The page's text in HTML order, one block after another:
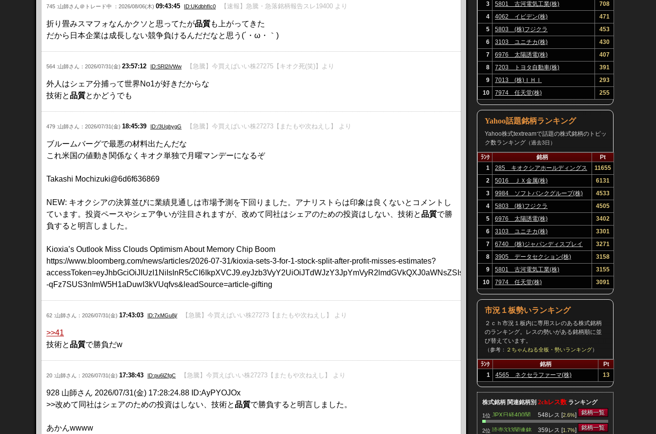
745 :山師さん＠トレード中 ：2026/08/06(木) 09:43:45 ID:UKdbhfIc0 【速報】急騰・急落銘柄報告スレ19400 より
折り畳みスマフォなんかクソと思ってたが品質も上がってきた
だから日本企業は成長しない競争負けるんだだなと思う(´・ω・｀)
564 :山師さん：2026/07/31(金) 23:57:12 ID:SRl2iVWw 【急騰】今買えばいい株27275【キオク死(笑)】より
外人はシェア分捕って世界No1が好きだからな
技術と品質とかどうでも
479 :山師さん：2026/07/31(金) 18:45:39 ID:/3UqbygG 【急騰】今買えばいい株27273【またもや次ねえし】 より
ブルームバーグで最悪の材料出たんだな
これ米国の値動き関係なくキオク単独で月曜マンデーになるぞ
Takashi Mochizuki@6d6f636869
NEW: キオクシアの決算並びに業績見通しは市場予測を下回りました。アナリストらは印象は良くないとコメントし
ています。投資ペースやシェア争いが注目されますが、改めて同社はシェアのための投資はしない、技術と品質で勝
負すると明言しました。
Kioxia’s Outlook Miss Clouds Optimism About Memory Chip Boom
https://www.bloomberg.com/news/articles/2026-07-31/kioxia-sets-3-for-1-stock-split-after-profit-misses-estimates?
-qFz7SUS3nImW5H1aDuwI3kVUqfvs&leadSource=article-gifting
62 :山師さん：2026/07/31(金) 17:43:03 ID:7xMGu8j/ 【急騰】今買えばいい株27273【またもや次ねえし】 より
>>41
技術と品質で勝負だw
20 :山師さん：2026/07/31(金) 17:38:43 ID:pu6lZfgC 【急騰】今買えばいい株27273【またもや次ねえし】 より
928 山師さん 2026/07/31(金) 17:28:24.88 ID:AyPYOJOx
>>改めて同社はシェアのための投資はしない、技術と品質で勝負すると明言しました。
あかんwwww
3
5801 古河電気工業(株)
708
4
4062 イビデン(株)
471
5
5803 (株)フジクラ
453
6
3103 ユニチカ(株)
430
7
6976 太陽誘電(株)
407
8
7203 トヨタ自動車(株)
391
9
7013 (株)ＩＨＩ
293
10
7974 任天堂(株) 255
Yahoo話題銘柄ランキング
Yahoo株式textreamで話題の株式銘柄のトピッ
ク数ランキング（過去3日）
ﾗﾝｸ 銘柄
Pt
1
285 キオクシアホールディングス
(株)
11655
2
5016 ＪＸ金属(株)
6131
3
9984 ソフトバンクグループ(株)
4533
4
5803 (株)フジクラ
4505
5
6976 太陽誘電(株)
3402
6
3103 ユニチカ(株)
3301
7
6740 (株)ジャパンディスプレイ
3271
8
3905 データセクション(株)
3158
9
5801 古河電気工業(株)
3155
10
7974 任天堂(株) 3091
市況１板勢いランキング
２ｃｈ市況１板内に専用スレのある株式銘柄
のランキング。レスの勢いがある銘柄順に並
び替えています。
（参考：２ちゃんねる全板・勢いランキング）
ﾗﾝｸ 銘柄
Pt
1
4565 ネクセラファーマ(株) 13
株式銘柄 関連銘柄別 2chレス数 ランキング
1位 JPX日経400関
連銘柄
548レス [2.6%] 銘柄一覧
2位 読売333関連銘
359レス [1.7%] 銘柄一覧